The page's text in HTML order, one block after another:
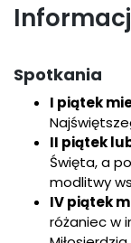
Spotkania
I piątek
II piątek
Święta, a
modlitwy
IV piątek
różaniec w